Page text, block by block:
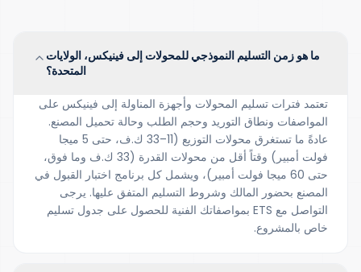
ما هو زمن التسليم النموذجي للمحولات إلى فينيكس، الولايات
المتحدة؟
تعتمد فترات تسليم المحولات وأجهزة المناولة إلى فينيكس على
المواصفات ونطاق التوريد وحجم الطلب وحالة تحميل المصنع.
عادةً ما تستغرق محولات التوزيع (11–33 ك.ف، حتى 5 ميجا
فولت أمبير) وقتاً أقل من محولات القدرة (33 ك.ف وما فوق،
حتى 60 ميجا فولت أمبير)، ويشمل كل برنامج اختبار القبول في
المصنع بحضور المالك وشروط التسليم المتفق عليها. يرجى
التواصل مع ETS بمواصفاتك الفنية للحصول على جدول تسليم
خاص بالمشروع.